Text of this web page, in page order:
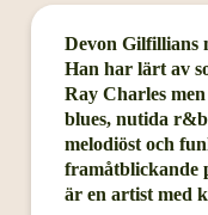
Devon Gilfillians
Han har lärt av
Ray Charles
blues, nutida
melodiöst och
framåtblickande
är en artist med